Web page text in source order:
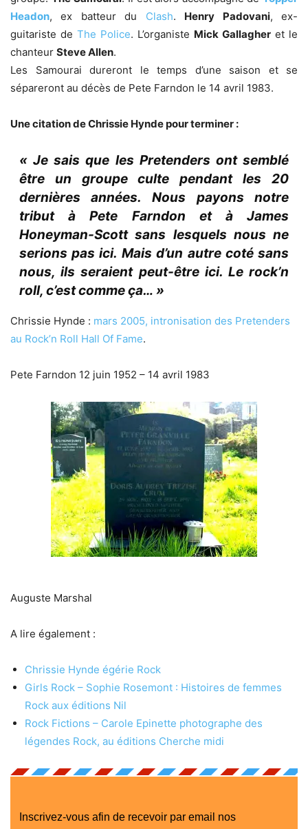
Headon, ex batteur du Clash. Henry Padovani, ex-
guitariste de The Police. L’organiste Mick Gallagher et le
chanteur Steve Allen.
Les Samourai dureront le temps d’une saison et se
sépareront au décès de Pete Farndon le 14 avril 1983.
Une citation de Chrissie Hynde pour terminer :
« Je sais que les Pretenders ont semblé
être un groupe culte pendant les 20
dernières années. Nous payons notre
tribut à Pete Farndon et à James
Honeyman-Scott sans lesquels nous ne
serions pas ici. Mais d’un autre coté sans
nous, ils seraient peut-être ici. Le rock’n
roll, c’est comme ça… »
Chrissie Hynde : mars 2005, intronisation des Pretenders
au Rock’n Roll Hall Of Fame.
Pete Farndon 12 juin 1952 – 14 avril 1983
Auguste Marshal
A lire également :
Chrissie Hynde égérie Rock
Girls Rock – Sophie Rosemont : Histoires de femmes
Rock aux éditions Nil
Rock Fictions – Carole Epinette photographe des
légendes Rock, au éditions Cherche midi
Inscrivez-vous afin de recevoir par email nos